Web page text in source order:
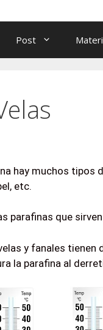
Post
hay muchos tipos
etc.
parafinas que
y fanales
la parafina al